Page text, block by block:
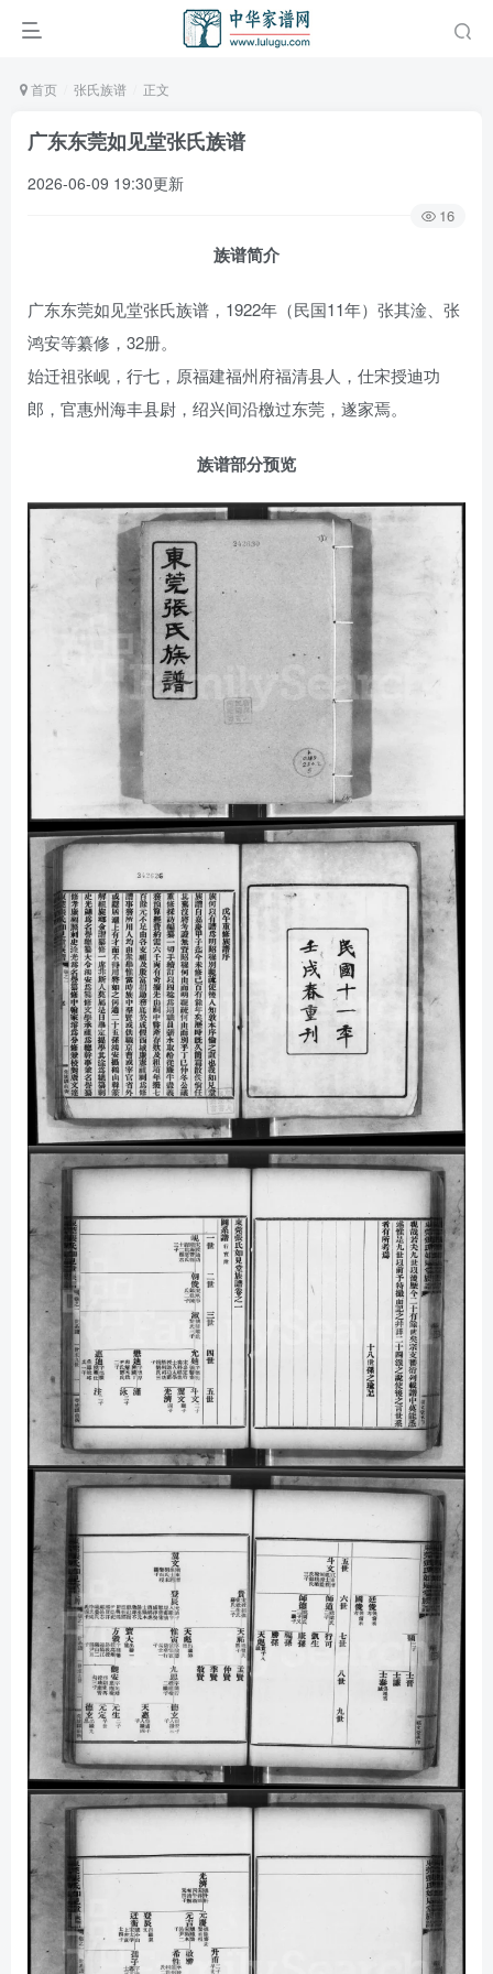
首页 张氏族谱 正文
广东东莞如见堂张氏族谱
2026-06-09 19:30更新
16
族谱简介
广东东莞如见堂张氏族谱，1922年（民国11年）张其淦、张
鸿安等纂修，32册。
始迁祖张岘，行七，原福建福州府福清县人，仕宋授迪功
郎，官惠州海丰县尉，绍兴间沿檄过东莞，遂家焉。
族谱部分预览